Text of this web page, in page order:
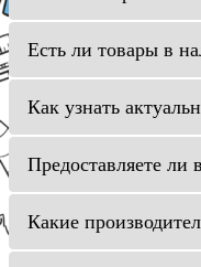
Есть ли товары в
Как узнать
Предоставляете ли
Какие